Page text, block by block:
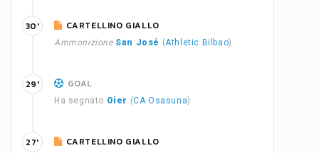
CARTELLINO GIALLO
Ammonizione San José (Athletic Bilbao)
30'
GOAL
Ha segnato Oier (CA Osasuna)
29'
CARTELLINO GIALLO
27'